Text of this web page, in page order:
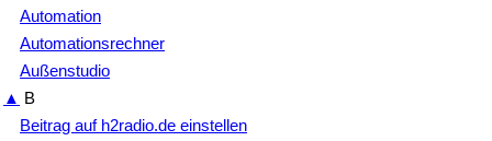
Automation
Automationsrechner
Außenstudio
▲ B
Beitrag auf h2radio.de einstellen